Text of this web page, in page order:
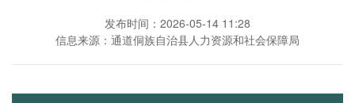
发布时间：2026-05-14 11:28
信息来源：通道侗族自治县人力资源和社会保障局